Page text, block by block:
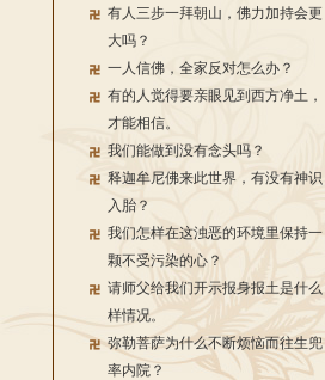
有人三步一拜朝山，佛力加持会更
大吗？
一人信佛，全家反对怎么办？
有的人觉得要亲眼见到西方净土，
才能相信。
我们能做到没有念头吗？
释迦牟尼佛来此世界，有没有神识
入胎？
我们怎样在这浊恶的环境里保持一
颗不受污染的心？
请师父给我们开示报身报土是什么
样情况。
弥勒菩萨为什么不断烦恼而往生兜
率内院？